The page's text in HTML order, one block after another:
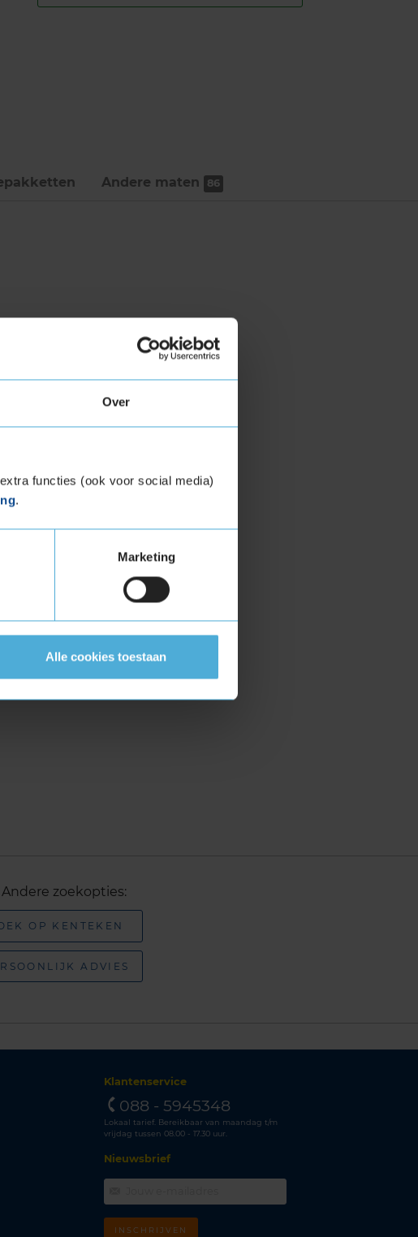
Over
functies (ook voor social media)
.
Marketing
Alle cookies toestaan
Andere maten 86
Andere zoekopties:
OP KENTEKEN
ADVIES
Klantenservice
088 - 5945348
Lokaal tarief. Bereikbaar van maandag t/m
vrijdag tussen 08.00 - 17.30 uur.
Nieuwsbrief
INSCHRIJVEN